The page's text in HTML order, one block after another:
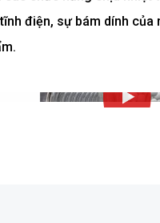
điện, sự bám dính